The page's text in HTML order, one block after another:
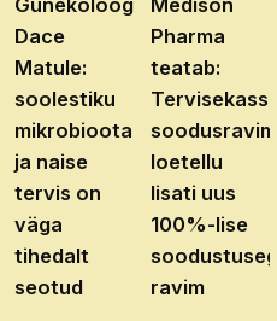
Dace
Matule:
soolestiku
mikrobioota
ja naise
tervis on
väga
tihedalt
seotud
Pharma
teatab:
Tervisekassa
loetellu
lisati uus
100%-lise
ravim